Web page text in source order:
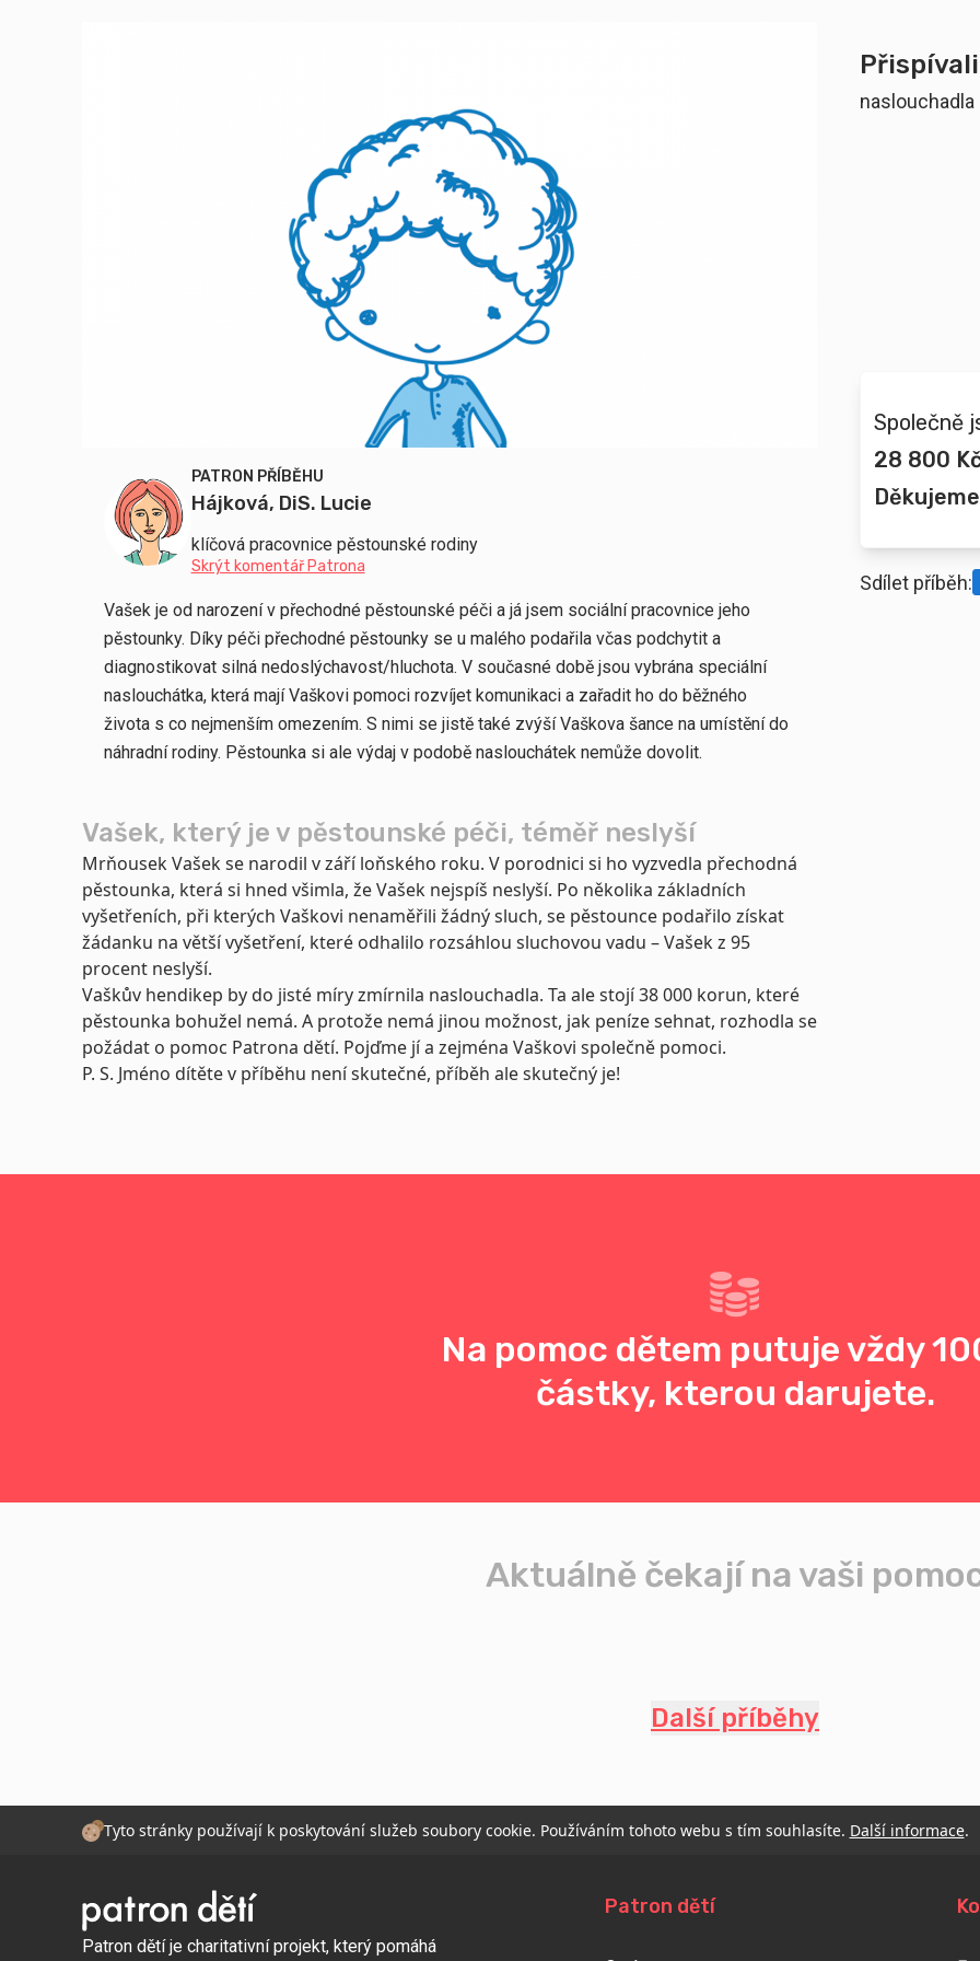
PATRON PŘÍBĚHU
Hájková, DiS. Lucie
klíčová pracovnice pěstounské rodiny
Skrýt komentář Patrona
Vašek je od narození v přechodné pěstounské péči a já jsem sociální pracovnice jeho
pěstounky. Díky péči přechodné pěstounky se u malého podařila včas podchytit a
diagnostikovat silná nedoslýchavost/hluchota. V současné době jsou vybrána speciální
naslouchátka, která mají Vaškovi pomoci rozvíjet komunikaci a zařadit ho do běžného
života s co nejmenším omezením. S nimi se jistě také zvýší Vaškova šance na umístění do
náhradní rodiny. Pěstounka si ale výdaj v podobě naslouchátek nemůže dovolit.
naslouchadla
Společně
28 800
Sdílet příběh:
Vašek, který je v pěstounské péči, téměř neslyší
Mrňousek Vašek se narodil v září loňského roku. V porodnici si ho vyzvedla přechodná
pěstounka, která si hned všimla, že Vašek nejspíš neslyší. Po několika základních
vyšetřeních, při kterých Vaškovi nenaměřili žádný sluch, se pěstounce podařilo získat
žádanku na větší vyšetření, které odhalilo rozsáhlou sluchovou vadu – Vašek z 95
procent neslyší.
Vaškův hendikep by do jisté míry zmírnila naslouchadla. Ta ale stojí 38 000 korun, které
pěstounka bohužel nemá. A protože nemá jinou možnost, jak peníze sehnat, rozhodla se
požádat o pomoc Patrona dětí. Pojďme jí a zejména Vaškovi společně pomoci.
P. S. Jméno dítěte v příběhu není skutečné, příběh ale skutečný je!
Na pomoc dětem putuje vždy
částky, kterou darujete.
Aktuálně čekají na vaši
Další příběhy
Tyto stránky používají k poskytování služeb soubory cookie. Používáním tohoto webu s tím souhlasíte. Další informace.
Patron dětí je charitativní projekt, který pomáhá
Patron dětí